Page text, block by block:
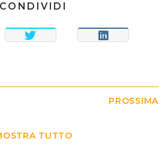
CONDIVIDI
TWEET CONDIVIDI
TUTTO
PROSSIMA